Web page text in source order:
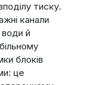
тиску.
канали
й
блоків
це